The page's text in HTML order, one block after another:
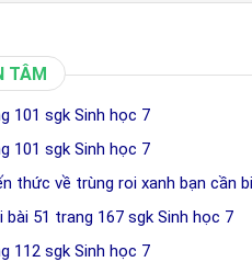
TÂM
101 sgk Sinh học 7
101 sgk Sinh học 7
thức về trùng roi xanh bạn cần
51 trang 167 sgk Sinh học 7
112 sgk Sinh học 7